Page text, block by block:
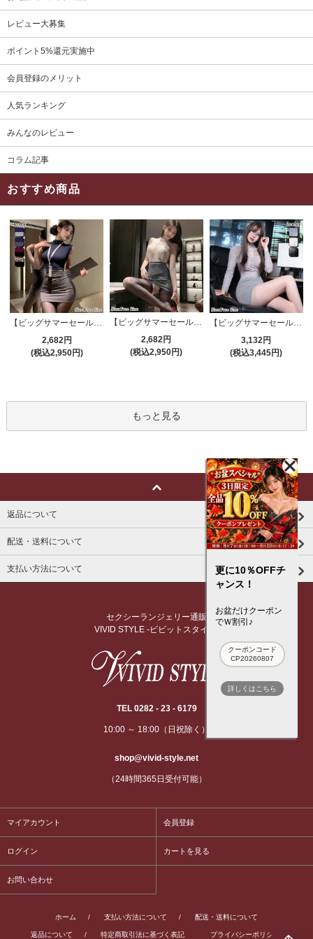
レビュー大募集
ポイント5%還元実施中
会員登録のメリット
人気ランキング
みんなのレビュー
コラム記事
おすすめ商品
2,682円
(税込2,950円)
【ビッグサマーセール対象品】セクシーコスプレ(SEXYCOSPLAY) 4191
2,682円
(税込2,950円)
【ビッグサマーセール対象品】セクシーコスプレ(SEXYCOSPLAY) 4173
3,132円
(税込3,445円)
もっと見る
返品について
配送・送料について
支払い方法について
セクシーランジェリー通販
VIVID STYLE -ビビットスタイル-
TEL 0282 - 23 - 6179
10:00 ～ 18:00（日祝除く）
shop@vivid-style.net
（24時間365日受付可能）
マイアカウント 会員登録
ログイン カートを見る
お問い合わせ
ホーム / 支払い方法について / 配送・送料について
返品について / 特定商取引法に基づく表記 プライバシーポリシー
更に10％OFFチ
ャンス！
お盆だけクーポン
でＷ割引♪
クーポンコード
CP20260807
詳しくはこちら